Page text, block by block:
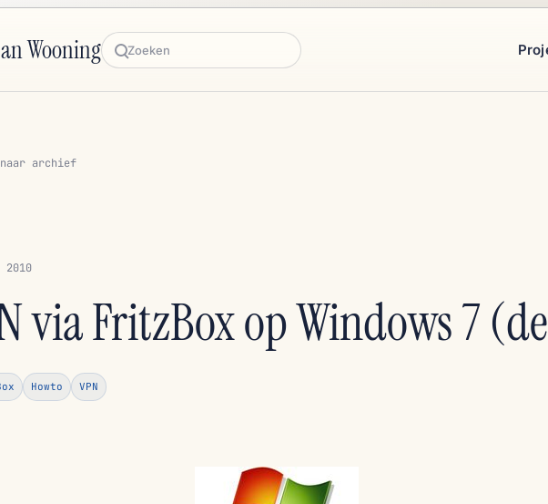
Wooning Zoeken
archief
2010
via FritzBox op Windows 7
Howto VPN